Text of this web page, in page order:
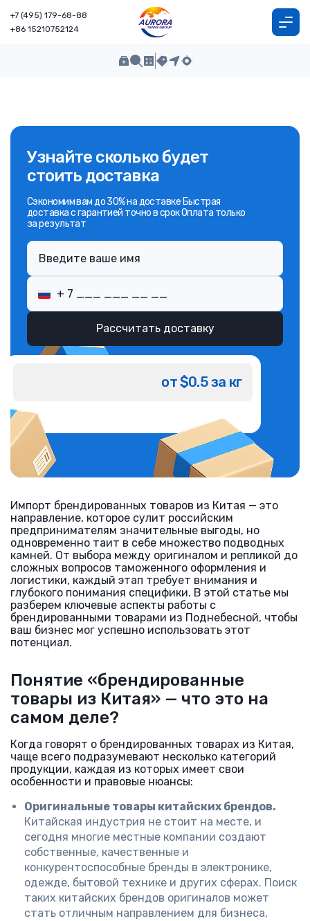
+7 (495) 179-68-88
+86 15210752124
Узнайте сколько будет
стоить доставка
Сэкономим вам до 30% на доставке Быстрая
доставка с гарантией точно в срок Оплата только
за результат
Рассчитать доставку
от $0.5 за кг
Импорт брендированных товаров из Китая — это
направление, которое сулит российским
предпринимателям значительные выгоды, но
одновременно таит в себе множество подводных
камней. От выбора между оригиналом и репликой до
сложных вопросов таможенного оформления и
логистики, каждый этап требует внимания и
глубокого понимания специфики. В этой статье мы
разберем ключевые аспекты работы с
брендированными товарами из Поднебесной, чтобы
ваш бизнес мог успешно использовать этот
потенциал.
Понятие «брендированные
товары из Китая» — что это на
самом деле?
Когда говорят о брендированных товарах из Китая,
чаще всего подразумевают несколько категорий
продукции, каждая из которых имеет свои
особенности и правовые нюансы:
Оригинальные товары китайских брендов.
Китайская индустрия не стоит на месте, и
сегодня многие местные компании создают
собственные, качественные и
конкурентоспособные бренды в электронике,
одежде, бытовой технике и других сферах. Поиск
таких китайских брендов оригиналов может
стать отличным направлением для бизнеса,